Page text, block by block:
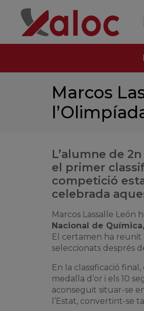
Marcos
L’alumne de
el primer
competició
celebrada
Marcos Lassalle León
Nacional de Química,
El certamen ha reunit
seleccionats després
En la classificació
medalla d’or i els 10
aconseguit situar-se
l’Estat, convertint-se